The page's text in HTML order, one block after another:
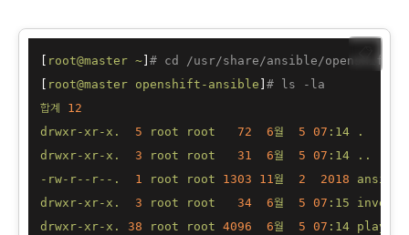
root@master ~] # cd /usr/share/ansible/openshift-
root@master openshift-ansible # ls -la
합계
12
drwxr-xr-x.
5 root root 72 6월 5 07 :14
.
drwxr-xr-x.
3 root root 31 6월 5 07 :14
..
-rw-r--r--.
1 root root 1303 11월 2 2018
drwxr-xr-x.
3 root root 34 6월 5 07 :15
drwxr-xr-x.
38 root root 4096 6월 5 07 :14